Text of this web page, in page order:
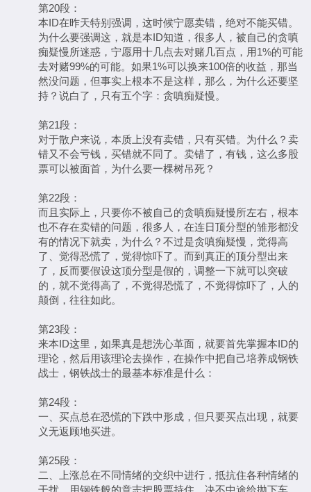
第20段：
本ID在昨天特别强调，这时候宁愿卖错，绝对不能买错。
为什么要强调这，就是本ID知道，很多人，被自己的贪嗔
痴疑慢所迷惑，宁愿用十几点去对赌几百点，用1%的可能
去对赌99%的可能。如果1%可以换来100倍的收益，那当
然没问题，但事实上根本不是这样，那么，为什么还要坚
持？说白了，只有五个字：贪嗔痴疑慢。
第21段：
对于散户来说，本质上没有卖错，只有买错。为什么？卖
错又不会亏钱，买错就不同了。卖错了，有钱，这么多股
票可以被面首，为什么要一棵树吊死？
第22段：
而且实际上，只要你不被自己的贪嗔痴疑慢所左右，根本
也不存在卖错的问题，很多人，在连日顶分型的雏形都没
有的情况下就卖，为什么？不过是贪嗔痴疑慢，觉得高
了、觉得恐慌了，觉得惊吓了。而到真正的顶分型出来
了，反而要假设这顶分型是假的，调整一下就可以突破
的，就不觉得高了，不觉得恐慌了，不觉得惊吓了，人的
颠倒，往往如此。
第23段：
来本ID这里，如果真是想洗心革面，就要首先掌握本ID的
理论，然后用该理论去操作，在操作中把自己培养成钢铁
战士，钢铁战士的最基本标准是什么：
第24段：
一、买点总在恐慌的下跌中形成，但只要买点出现，就要
义无返顾地买进。
第25段：
二、上涨总在不同情绪的交织中进行，抵抗住各种情绪的
干扰，用钢铁般的意志把股票持住，决不中途给抛下车。